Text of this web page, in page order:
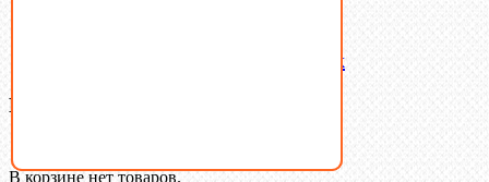
Латунный и бронзовый крепеж
Ваша корзина
В корзине нет товаров.